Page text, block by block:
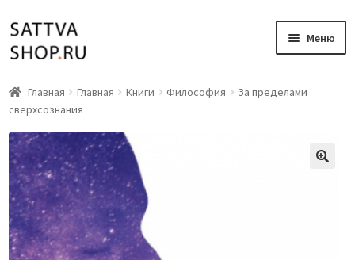
Перейти
к
Перейти
к
Меню
Главная
Аудиокниги
Вебинары
Музыка
Главная Главная Книги Философия
За пределами
сверхсознания